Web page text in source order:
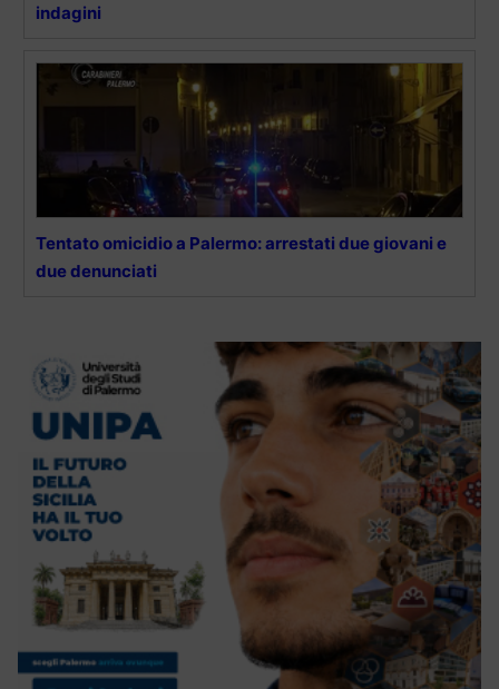
indagini
Tentato omicidio a Palermo: arrestati due giovani e
due denunciati